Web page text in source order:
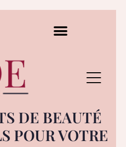
DE BEAUTÉ
POUR VOTRE